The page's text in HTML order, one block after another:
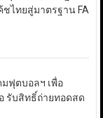
ชไทยสู่มาตรฐาน FA
ฟุตบอลฯ เพื่อ
รับสิทธิ์ถ่ายทอดสด